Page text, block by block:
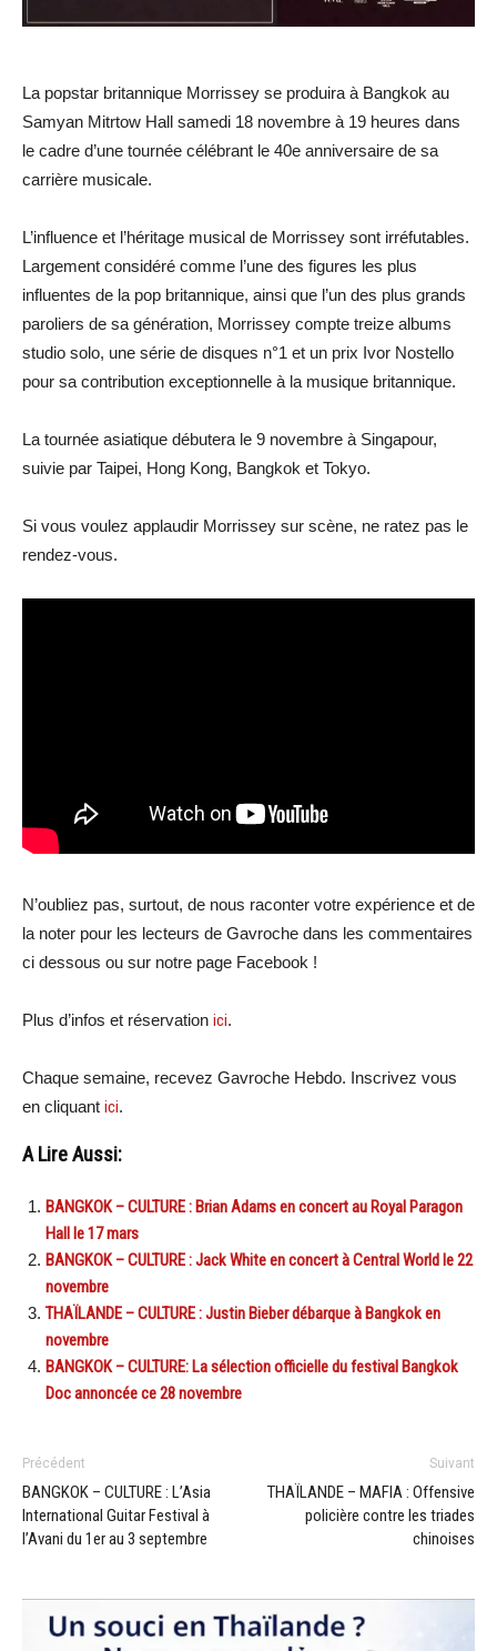
La popstar britannique Morrissey se produira à Bangkok au
Samyan Mitrtow Hall samedi 18 novembre à 19 heures dans
le cadre d’une tournée célébrant le 40e anniversaire de sa
carrière musicale.
L’influence et l’héritage musical de Morrissey sont irréfutables.
Largement considéré comme l’une des figures les plus
influentes de la pop britannique, ainsi que l’un des plus grands
paroliers de sa génération, Morrissey compte treize albums
studio solo, une série de disques n°1 et un prix Ivor Nostello
pour sa contribution exceptionnelle à la musique britannique.
La tournée asiatique débutera le 9 novembre à Singapour,
suivie par Taipei, Hong Kong, Bangkok et Tokyo.
Si vous voulez applaudir Morrissey sur scène, ne ratez pas le
rendez-vous.
N’oubliez pas, surtout, de nous raconter votre expérience et de
la noter pour les lecteurs de Gavroche dans les commentaires
ci dessous ou sur notre page Facebook !
Plus d’infos et réservation ici.
Chaque semaine, recevez Gavroche Hebdo. Inscrivez vous
en cliquant ici.
A Lire Aussi:
BANGKOK – CULTURE : Brian Adams en concert au Royal Paragon
Hall le 17 mars
BANGKOK – CULTURE : Jack White en concert à Central World le 22
novembre
THAÏLANDE – CULTURE : Justin Bieber débarque à Bangkok en
novembre
BANGKOK – CULTURE: La sélection officielle du festival Bangkok
Doc annoncée ce 28 novembre
Précédent
BANGKOK – CULTURE : L’Asia
International Guitar Festival à
l’Avani du 1er au 3 septembre
Suivant
THAÏLANDE – MAFIA : Offensive
policière contre les triades
chinoises